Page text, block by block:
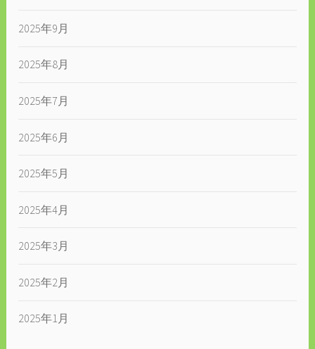
2025年9月
2025年8月
2025年7月
2025年6月
2025年5月
2025年4月
2025年3月
2025年2月
2025年1月